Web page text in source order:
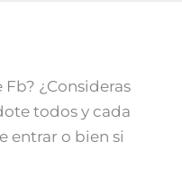
¿Consideras
todos y cada
entrar o bien si